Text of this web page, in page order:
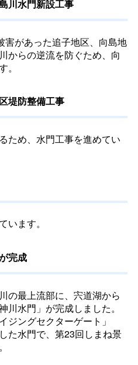
川水門新設工事
害があった追子地区、向島地
からの逆流を防ぐため、向
堤防整備工事
ため、水門工事を進めてい
います。
完成
の最上流部に、宍道湖から
川水門」が完成しました。
ジングセクターゲート」
た水門で、第23回しまね景